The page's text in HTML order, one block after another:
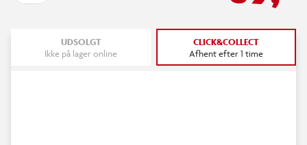
UDSOLGT
Ikke på lager online
CLICK&COLLECT
Afhent efter 1 time